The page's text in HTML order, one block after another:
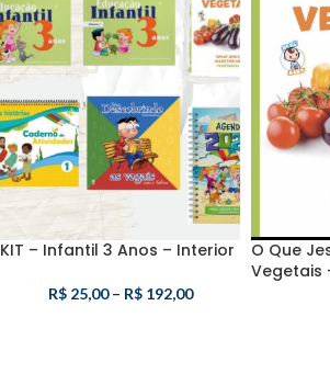
KIT – Infantil 3 Anos – Interior
R$25,00 – R$192,00
O Que
Vegetais